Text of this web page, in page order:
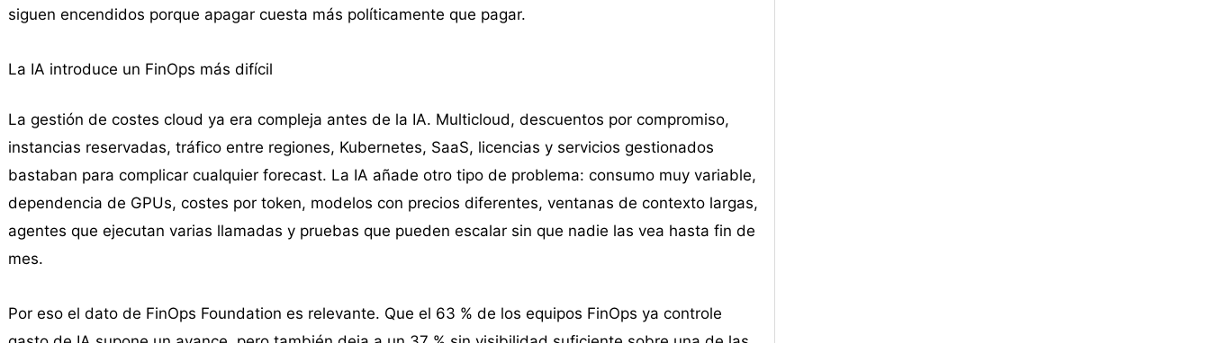
siguen encendidos porque apagar cuesta más políticamente que pagar.
La IA introduce un FinOps más difícil
La gestión de costes cloud ya era compleja antes de la IA. Multicloud, descuentos por compromiso,
instancias reservadas, tráfico entre regiones, Kubernetes, SaaS, licencias y servicios gestionados
bastaban para complicar cualquier forecast. La IA añade otro tipo de problema: consumo muy variable,
dependencia de GPUs, costes por token, modelos con precios diferentes, ventanas de contexto largas,
agentes que ejecutan varias llamadas y pruebas que pueden escalar sin que nadie las vea hasta fin de
mes.
Por eso el dato de FinOps Foundation es relevante. Que el 63 % de los equipos FinOps ya controle